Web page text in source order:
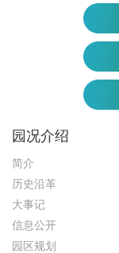
园况介绍
简介
历史沿革
大事记
信息公开
园区规划